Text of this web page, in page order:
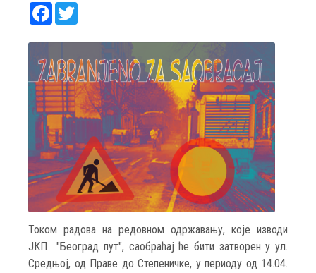
Facebook
Током радова на редовном одржавању, које изводи
ЈКП "Београд пут", саобраћај ће бити затворен у ул.
Средњој, од Праве до Степеничке, у периоду од 14.04.